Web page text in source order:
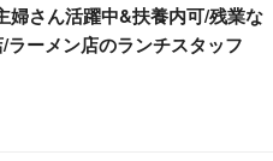
婦さん活躍中&扶養内可/残業な
ーメン店のランチスタッフ